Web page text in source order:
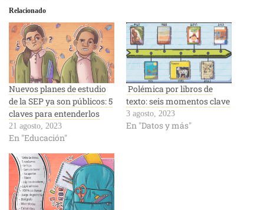
Relacionado
Nuevos planes de estudio
de la SEP ya son públicos: 5
claves para entenderlos
21 agosto, 2023
En "Educación"
Polémica por libros de
texto: seis momentos clave
3 agosto, 2023
En "Datos y más"